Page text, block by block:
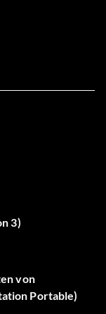
3)
von
Portable)